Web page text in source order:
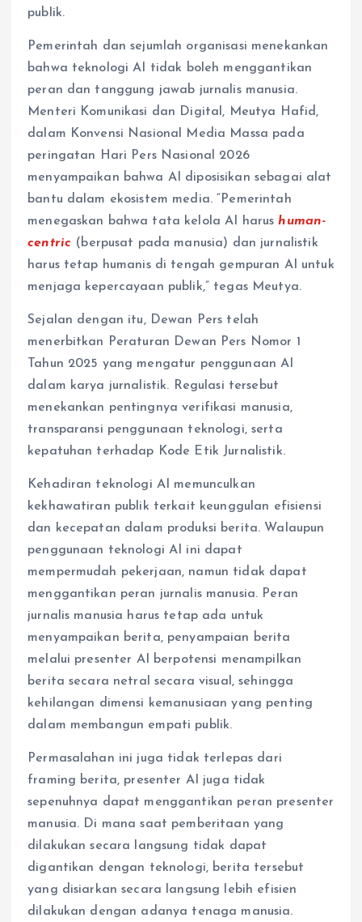
publik.
Pemerintah dan sejumlah organisasi menekankan
bahwa teknologi AI tidak boleh menggantikan
peran dan tanggung jawab jurnalis manusia.
Menteri Komunikasi dan Digital, Meutya Hafid,
dalam Konvensi Nasional Media Massa pada
peringatan Hari Pers Nasional 2026
menyampaikan bahwa AI diposisikan sebagai alat
bantu dalam ekosistem media. “Pemerintah
menegaskan bahwa tata kelola AI harushuman-
centric (berpusat pada manusia) dan jurnalistik
harus tetap humanis di tengah gempuran AI untuk
menjaga kepercayaan publik,” tegas Meutya.
Sejalan dengan itu, Dewan Pers telah
menerbitkan Peraturan Dewan Pers Nomor 1
Tahun 2025 yang mengatur penggunaan AI
dalam karya jurnalistik. Regulasi tersebut
menekankan pentingnya verifikasi manusia,
transparansi penggunaan teknologi, serta
kepatuhan terhadap Kode Etik Jurnalistik.
Kehadiran teknologi AI memunculkan
kekhawatiran publik terkait keunggulan efisiensi
dan kecepatan dalam produksi berita. Walaupun
penggunaan teknologi AI ini dapat
mempermudah pekerjaan, namun tidak dapat
menggantikan peran jurnalis manusia. Peran
jurnalis manusia harus tetap ada untuk
menyampaikan berita, penyampaian berita
melalui presenter AI berpotensi menampilkan
berita secara netral secara visual, sehingga
kehilangan dimensi kemanusiaan yang penting
dalam membangun empati publik.
Permasalahan ini juga tidak terlepas dari
framing berita, presenter AI juga tidak
sepenuhnya dapat menggantikan peran presenter
manusia. Di mana saat pemberitaan yang
dilakukan secara langsung tidak dapat
digantikan dengan teknologi, berita tersebut
yang disiarkan secara langsung lebih efisien
dilakukan dengan adanya tenaga manusia.